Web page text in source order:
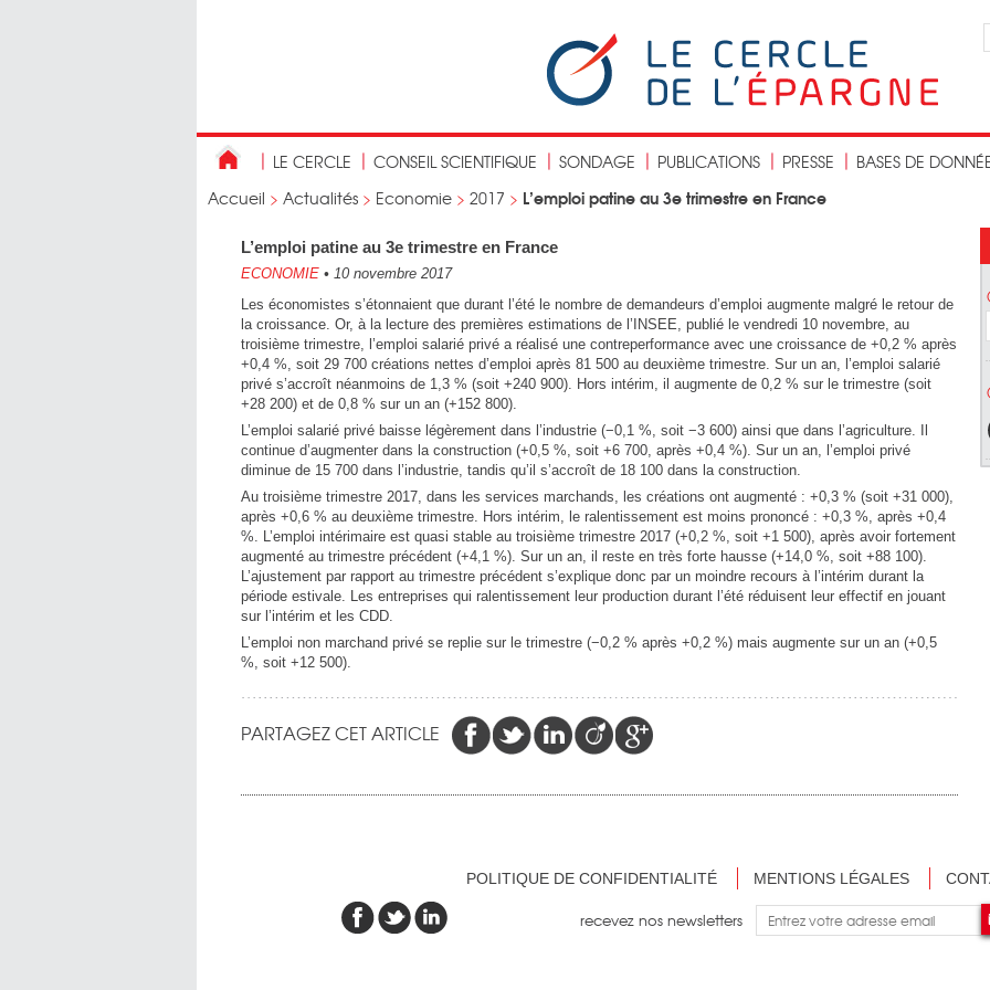
LE CERCLE CONSEIL SCIENTIFIQUE SONDAGE PUBLICATIONS PRESSE
BASES DE
Accueil > Actualités > Economie > 2017 > L’emploi patine au 3e trimestre en France
L’emploi patine au 3e trimestre en France
ECONOMIE • 10 novembre 2017
Les économistes s’étonnaient que durant l’été le nombre de demandeurs d’emploi augmente malgré le retour de
la croissance. Or, à la lecture des premières estimations de l’INSEE, publié le vendredi 10 novembre, au
troisième trimestre, l’emploi salarié privé a réalisé une contreperformance avec une croissance de +0,2 % après
+0,4 %, soit 29 700 créations nettes d’emploi après 81 500 au deuxième trimestre. Sur un an, l’emploi salarié
privé s’accroît néanmoins de 1,3 % (soit +240 900). Hors intérim, il augmente de 0,2 % sur le trimestre (soit
+28 200) et de 0,8 % sur un an (+152 800).
L’emploi salarié privé baisse légèrement dans l’industrie (−0,1 %, soit −3 600) ainsi que dans l’agriculture. Il
continue d’augmenter dans la construction (+0,5 %, soit +6 700, après +0,4 %). Sur un an, l’emploi privé
diminue de 15 700 dans l’industrie, tandis qu’il s’accroît de 18 100 dans la construction.
Au troisième trimestre 2017, dans les services marchands, les créations ont augmenté : +0,3 % (soit +31 000),
après +0,6 % au deuxième trimestre. Hors intérim, le ralentissement est moins prononcé : +0,3 %, après +0,4
%. L’emploi intérimaire est quasi stable au troisième trimestre 2017 (+0,2 %, soit +1 500), après avoir fortement
augmenté au trimestre précédent (+4,1 %). Sur un an, il reste en très forte hausse (+14,0 %, soit +88 100).
L’ajustement par rapport au trimestre précédent s’explique donc par un moindre recours à l’intérim durant la
période estivale. Les entreprises qui ralentissement leur production durant l’été réduisent leur effectif en jouant
sur l’intérim et les CDD.
L’emploi non marchand privé se replie sur le trimestre (−0,2 % après +0,2 %) mais augmente sur un an (+0,5
%, soit +12 500).
PARTAGEZ CET ARTICLE
POLITIQUE DE CONFIDENTIALITÉ MENTIONS LÉGALES
recevez nos newsletters